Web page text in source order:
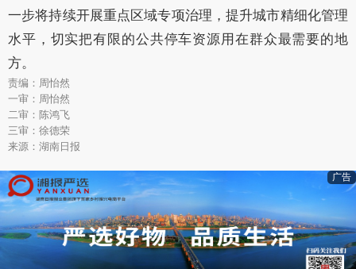
一步将持续开展重点区域专项治理，提升城市精细化管理
水平，切实把有限的公共停车资源用在群众最需要的地
方。
责编：周怡然
一审：周怡然
二审：陈鸿飞
三审：徐德荣
来源：湖南日报
广告